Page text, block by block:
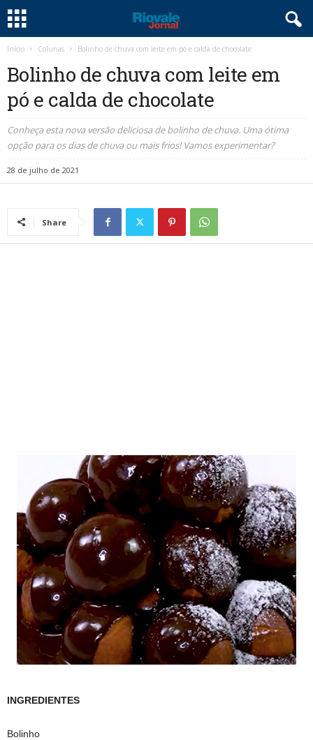
Início Colunas Bolinho de chuva com leite em pó e calda de chocolate
Bolinho de chuva com leite em
pó e calda de chocolate
Conheça esta nova versão deliciosa de bolinho de chuva. Uma ótima
opção para os dias de chuva ou mais frios! Vamos experimentar?
28 de julho de 2021
Share
INGREDIENTES
Bolinho